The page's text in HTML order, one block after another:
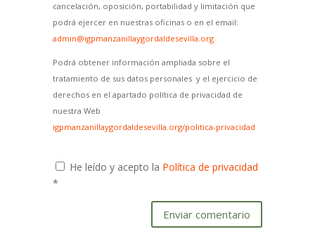
cancelación, oposición, portabilidad y limitación que
podrá ejercer en nuestras oficinas o en el email:
admin@igpmanzanillaygordaldesevilla.org
Podrá obtener información ampliada sobre el
tratamiento de sus datos personales y el ejercicio de
derechos en el apartado política de privacidad de
nuestra Web
igpmanzanillaygordaldesevilla.org/politica-privacidad
He leído y acepto la Política de privacidad
*
Enviar comentario